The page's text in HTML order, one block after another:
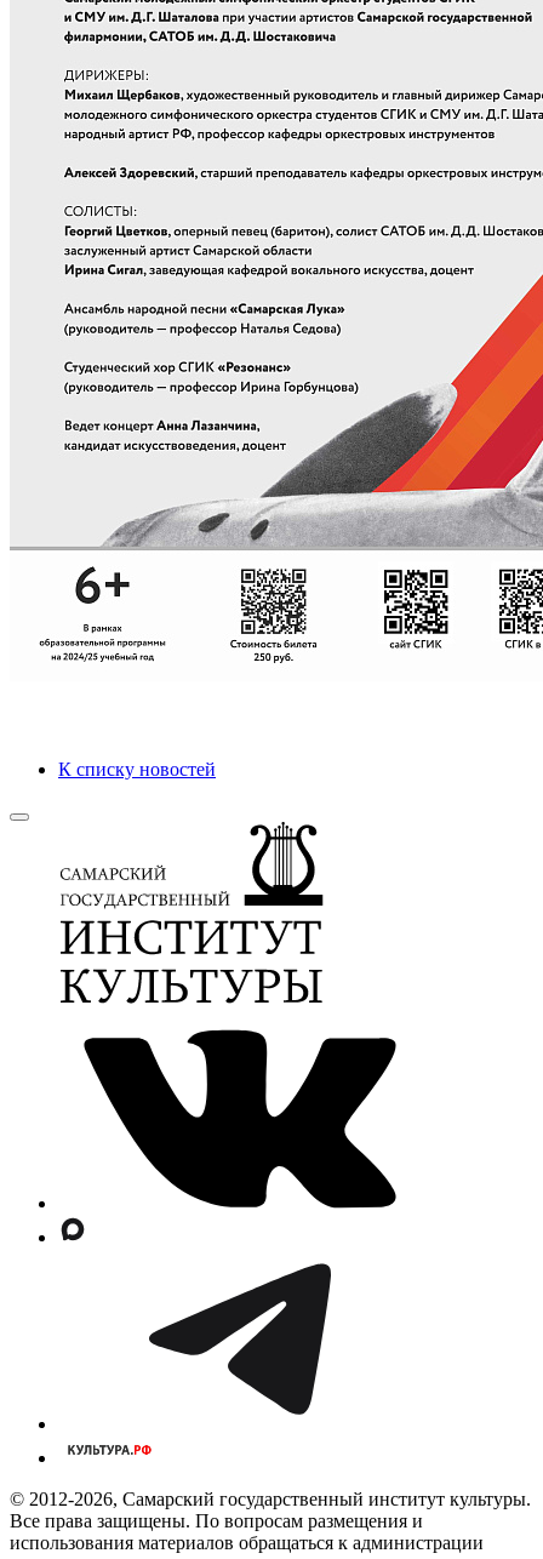
К списку новостей
© 2012-2026, Самарский государственный институт культуры.
Все права защищены. По вопросам размещения и
использования материалов обращаться к администрации